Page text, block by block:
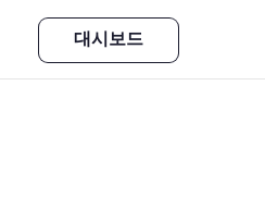
대시보드